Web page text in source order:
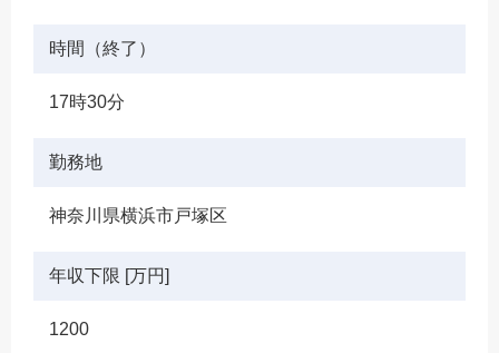
時間（終了）
17時30分
勤務地
神奈川県横浜市戸塚区
年収下限 [万円]
1200